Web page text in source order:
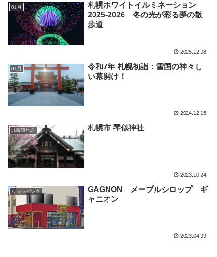
01月
札幌ホワイトイルミネーション
2025-2026 冬の光が彩る夢の散
歩道
2025.12.08
01月
令和7年 札幌初詣：雪国の神々し
い幕開け！
2024.12.15
北海道地方 札幌市 琴似神社
2023.10.24
ショッピング
GAGNON メープルシロップ ギ
ャニオン
2023.04.09